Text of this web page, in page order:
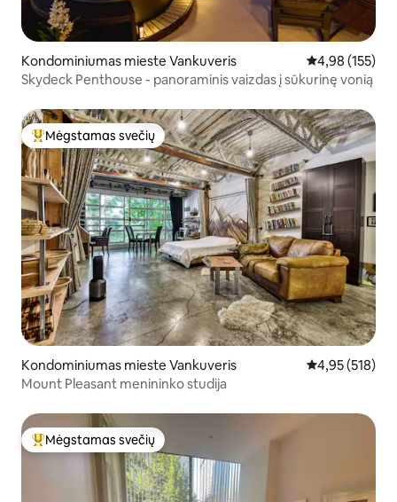
Kondominiumas mieste Vankuveris Vidutinis
4,98 (155)
Skydeck Penthouse - panoraminis vaizdas į sūkurinę vonią
Svečių mėgstamiausias
Mėgstamas svečių
Kondominiumas mieste Vankuveris Vidutinis
4,95 (518)
Mount Pleasant menininko studija
Svečių mėgstamiausias
Mėgstamas svečių